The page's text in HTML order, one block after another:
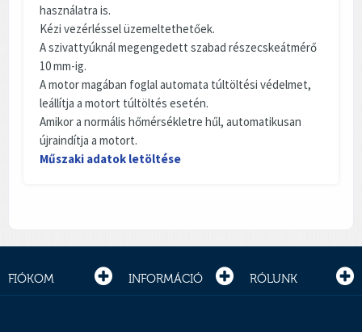
használatra is.
Kézi vezérléssel üzemeltethetőek.
A szivattyúknál megengedett szabad részecskeátmérő
10 mm-ig.
A motor magában foglal automata túltöltési védelmet,
leállítja a motort túltöltés esetén.
Amikor a normális hőmérsékletre hűl, automatikusan
újraindítja a motort.
Műszaki adatok letöltése
FIÓKOM INFORMÁCIÓ RÓLUNK